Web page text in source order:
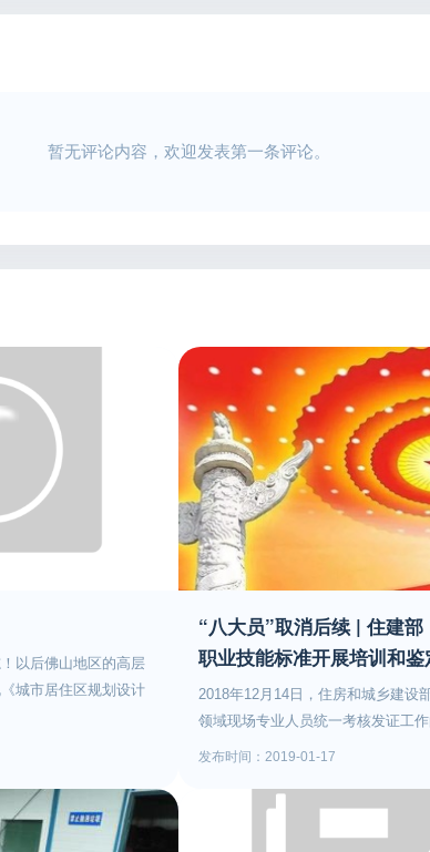
暂无评论内容，欢迎发表第一条评论。
以后佛山地区的高层
城市居住区规划设计
不超过80米的规定
大的空间限制，以后
问题来了！为什么要
“八大员”取消后续 | 住建
职业技能标准开展培训和鉴
2018年12月14日，住房和城乡建设
领域现场专业人员统一考核发证工
专业人员全部停考、停止发证。以“
房和城乡建设行业职业技能鉴定工
发布时间：2019-01-17